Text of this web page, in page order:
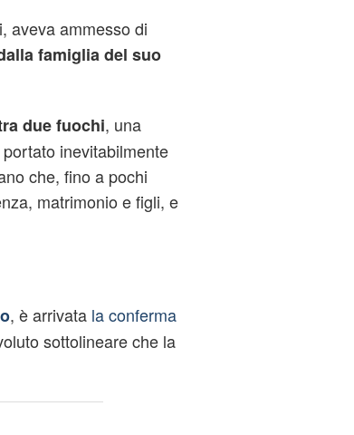
aveva ammesso di
famiglia del suo
due fuochi, una
inevitabilmente
che, fino a pochi
matrimonio e figli, e
, è arrivata la conferma
sottolineare che la